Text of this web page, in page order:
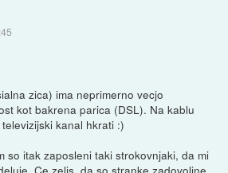
zica) ima neprimerno vecjo
kot bakrena parica (DSL). Na kablu
kanal hkrati :)
so itak zaposleni taki strokovnjaki, da mi
Ce zelis, da so stranke zadovoljne,